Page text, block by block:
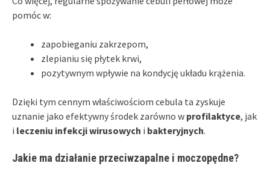
pomóc w:
zapobieganiu zakrzepom,
zlepianiu się płytek krwi,
pozytywnym wpływie na kondycję układu krążenia.
Dzięki tym cennym właściwościom cebula ta zyskuje
uznanie jako efektywny środek zarówno w profilaktyce, jak
i leczeniu infekcji wirusowych i bakteryjnych.
Jakie ma działanie przeciwzapalne i moczopędne?